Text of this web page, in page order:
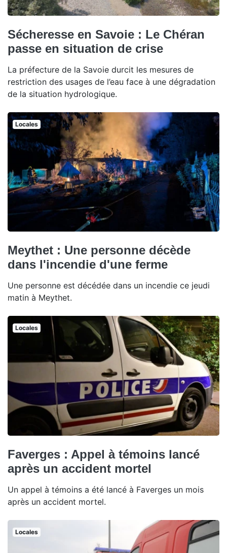
Sécheresse en Savoie : Le Chéran
passe en situation de crise
La préfecture de la Savoie durcit les mesures de
restriction des usages de l’eau face à une dégradation
de la situation hydrologique.
Locales
Meythet : Une personne décède
dans l'incendie d'une ferme
Une personne est décédée dans un incendie ce jeudi
matin à Meythet.
Locales
Faverges : Appel à témoins lancé
après un accident mortel
Un appel à témoins a été lancé à Faverges un mois
après un accident mortel.
Locales